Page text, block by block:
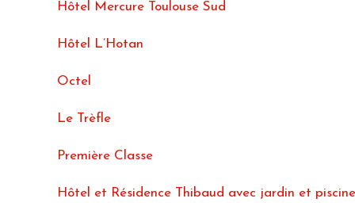
Hôtel Mercure Toulouse Sud
Hôtel L’Hotan
Octel
Le Trèfle
Première Classe
Hôtel et Résidence Thibaud avec jardin et piscine